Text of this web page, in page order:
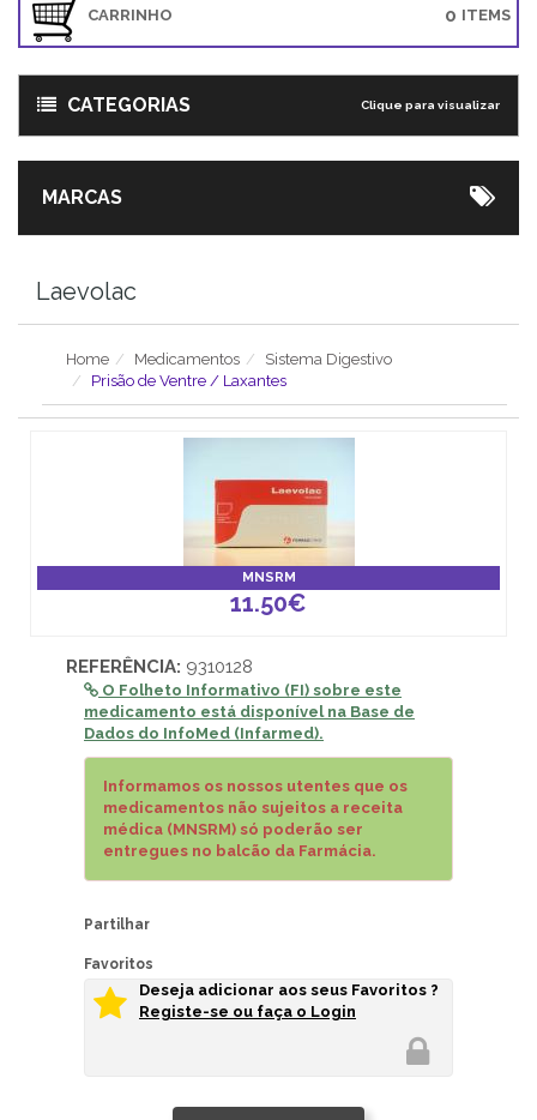
CARRINHO ITEMS
0
CATEGORIAS Clique para visualizar
MARCAS
Laevolac
Home Medicamentos
Sistema Digestivo
Prisão de Ventre / Laxantes
MNSRM
11.50€
REFERÊNCIA: 9310128
O Folheto Informativo (FI) sobre este
medicamento está disponível na Base de
Dados do InfoMed (Infarmed).
Informamos os nossos utentes que os
medicamentos não sujeitos a receita
médica (MNSRM) só poderão ser
entregues no balcão da Farmácia.
Partilhar
Favoritos
Deseja adicionar aos seus Favoritos ?
Registe-se ou faça o Login